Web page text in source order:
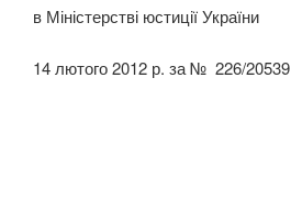
в Міністерстві юстиції України
14 лютого 2012 р. за № 226/20539